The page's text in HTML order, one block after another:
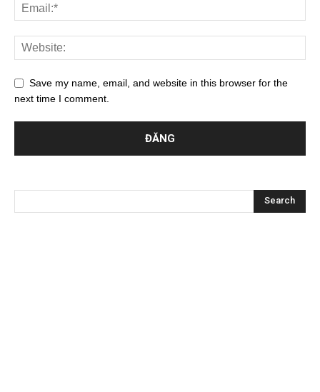
Save my name, email, and website in this browser for the
next time I comment.